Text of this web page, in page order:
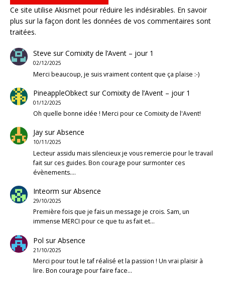
Ce site utilise Akismet pour réduire les indésirables. En savoir
plus sur la façon dont les données de vos commentaires sont
traitées.
Steve surComixity de l’Avent – jour 1
02/12/2025
Merci beaucoup, je suis vraiment content que ça plaise :-)
PineappleObkectsurComixity de l’Avent – jour 1
01/12/2025
Oh quelle bonne idée ! Merci pour ce Comixity de l'Avent!
JaysurAbsence
10/11/2025
Lecteur assidu mais silencieux je vous remercie pour le travail
fait sur ces guides. Bon courage pour surmonter ces
évènements.…
Inteorm surAbsence
29/10/2025
Première fois que je fais un message je crois. Sam, un
immense MERCI pour ce que tu as fait et…
Pol surAbsence
21/10/2025
Merci pour tout le taf réalisé et la passion ! Un vrai plaisir à
lire. Bon courage pour faire face…